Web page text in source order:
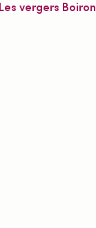
Les vergers Boiron